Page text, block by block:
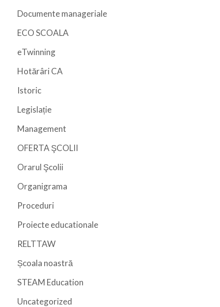
Documente manageriale
ECO SCOALA
eTwinning
Hotărâri CA
Istoric
Legislație
Management
OFERTA ŞCOLII
Orarul Şcolii
Organigrama
Proceduri
Proiecte educationale
RELTTAW
Școala noastră
STEAM Education
Uncategorized